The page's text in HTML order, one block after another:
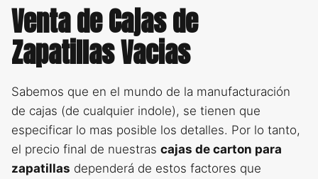
Venta de Cajas de
Zapatillas Vacias
Sabemos que en el mundo de la manufacturación
de cajas (de cualquier indole), se tienen que
especificar lo mas posible los detalles. Por lo tanto,
el precio final de nuestras cajas de carton para
zapatillas dependerá de estos factores que